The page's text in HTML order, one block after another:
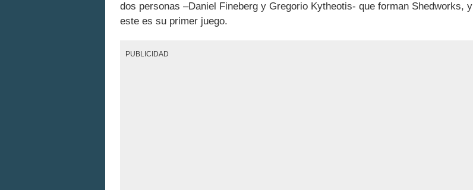
dos personas –Daniel Fineberg y Gregorio Kytheotis- que forman Shedworks, y
este es su primer juego.
PUBLICIDAD